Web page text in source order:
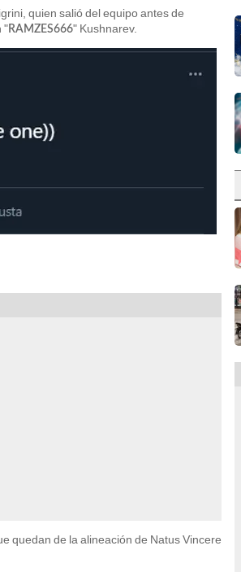
quien salió del equipo antes de
"RAMZES666" Kushnarev.
quedan de la alineación de Natus Vincere